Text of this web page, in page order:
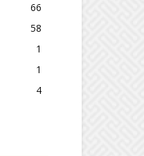
66
58
1
1
4